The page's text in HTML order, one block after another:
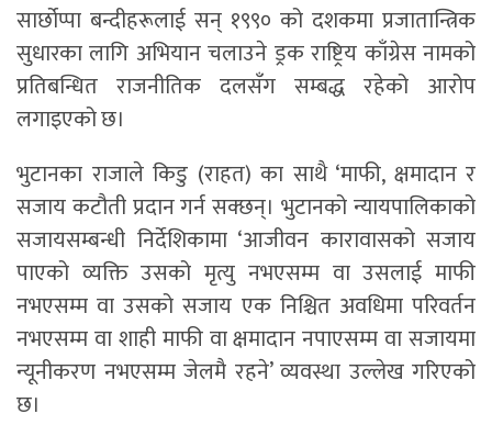
सार्छोप्पा बन्दीहरूलाई सन् १९९० को दशकमा प्रजातान्त्रिक
सुधारका लागि अभियान चलाउने ड्रक राष्ट्रिय काँग्रेस नामको
प्रतिबन्धित राजनीतिक दलसँग सम्बद्ध रहेको आरोप
लगाइएको छ।
भुटानका राजाले किडु (राहत) का साथै ‘माफी, क्षमादान र
सजाय कटौती प्रदान गर्न सक्छन्। भुटानको न्यायपालिकाको
सजायसम्बन्धी निर्देशिकामा ‘आजीवन कारावासको सजाय
पाएको व्यक्ति उसको मृत्यु नभएसम्म वा उसलाई माफी
नभएसम्म वा उसको सजाय एक निश्चित अवधिमा परिवर्तन
नभएसम्म वा शाही माफी वा क्षमादान नपाएसम्म वा सजायमा
न्यूनीकरण नभएसम्म जेलमै रहने’ व्यवस्था उल्लेख गरिएको
छ।